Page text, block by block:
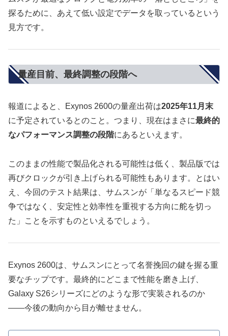
探るために、あえて低い設定でデータを取っているという
見方です。
量産目前、最終調整の段階へ
報道によると、Exynos 2600の量産出荷は2025年11月末
に予定されているとのこと。つまり、現在はまさに最終的
なパフォーマンス調整の段階にあるといえます。
このままの性能で製品化される可能性は低く、製品版では
再びクロックが引き上げられる可能性もあります。とはい
え、今回のテスト結果は、サムスンが「単なるスピード競
争ではなく、安定性と効率性を重視する方向に舵を切っ
た」ことを示すものといえるでしょう。
Exynos 2600は、サムスンにとって名誉挽回の鍵を握る重
要なチップです。最終的にどこまで性能を磨き上げ、
Galaxy S26シリーズにどのような形で実装されるのか
――今後の動向から目が離せません。